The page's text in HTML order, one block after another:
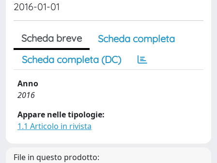
2016-01-01
Scheda breve
Scheda completa
Scheda completa (DC)
Anno
2016
Appare nelle tipologie:
1.1 Articolo in rivista
File in questo prodotto: